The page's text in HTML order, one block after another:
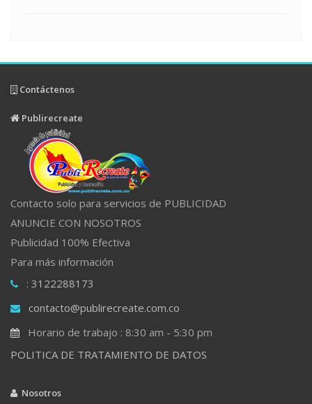
Contáctenos
Publirecreate
Contacto solo para servicios de PUBLICIDAD
ANUNCIE CON NOSOTROS
Publicidad 100% Efectiva
Para más información
: 3122288173
contacto@publirecreate.com.co
Horario de trabajo : 8:30 am - 5:30 pm
POLITICA DE TRATAMIENTO DE DATOS
Nosotros